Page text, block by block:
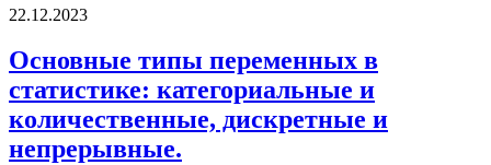
22.12.2023
Основные типы переменных в
статистике: категориальные и
количественные, дискретные и
непрерывные.